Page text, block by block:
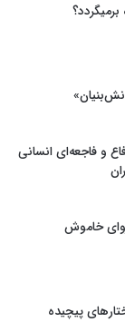
و فاجعه‌ای انسانی
خاموش
پیچیده